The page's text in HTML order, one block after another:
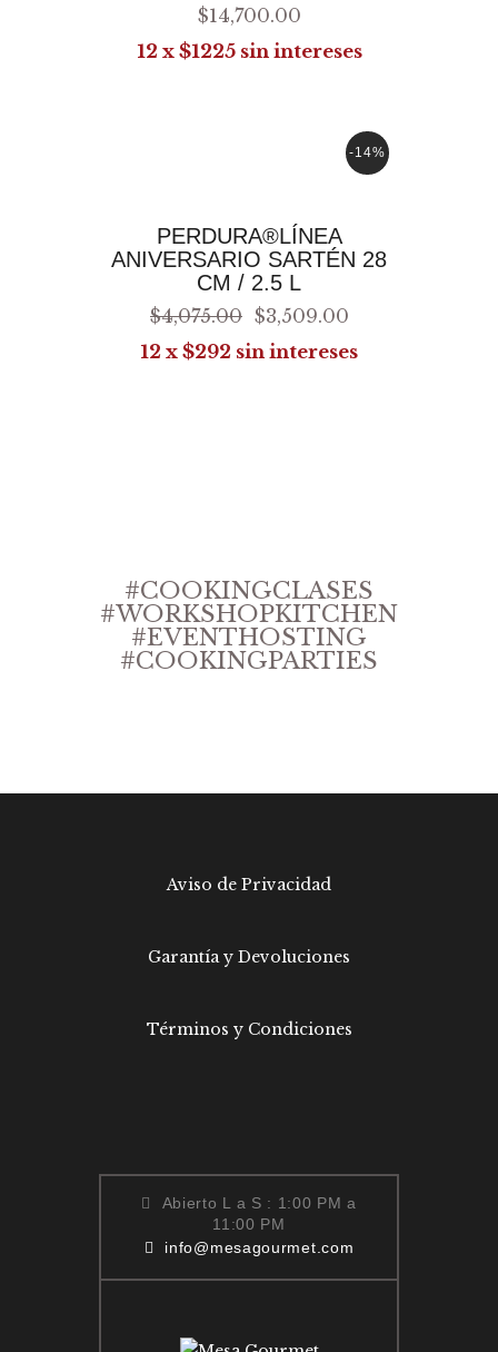
$14,700.00
12 x $1225 sin intereses
-14%
PERDURA®LÍNEA
ANIVERSARIO SARTÉN 28
CM / 2.5 L
$4,075.00 $3,509.00
12 x $292 sin intereses
#COOKINGCLASES
#WORKSHOPKITCHEN
#EVENTHOSTING
#COOKINGPARTIES
Aviso de Privacidad
Garantía y Devoluciones
Términos y Condiciones
Abierto L a S : 1:00 PM a
11:00 PM
info@mesagourmet.com